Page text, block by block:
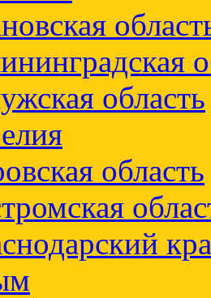
область
область